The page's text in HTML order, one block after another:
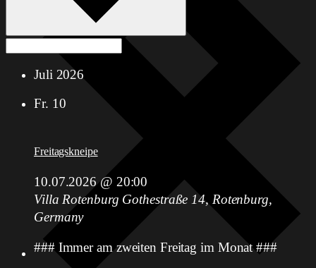
Juli 2026
Fr. 10
Freitagskneipe
10.07.2026 @ 20:00
Villa Rotenburg Gothestraße 14, Rotenburg,
Germany
### Immer am zweiten Freitag im Monat ###